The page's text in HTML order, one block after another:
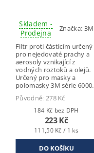
Skladem -
Prodejna
Značka: 3M
Filtr proti částicím určený
pro nejedovaté prachy a
aerosoly vznikající z
vodných roztoků a olejů.
Určený pro masky a
polomasky 3M série 6000.
Původně: 278 Kč
184 Kč bez DPH
223 Kč
111,50 Kč / 1 ks